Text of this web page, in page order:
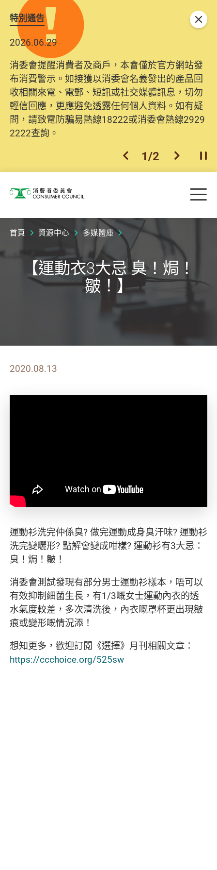
特別通告
2026.06.29
消委會提醒消費者及商戶，本會僅於官方網站發
布消費警示。如接獲以消委會名義發出的產品回
收相關來電、電郵、短訊或社交媒體訊息，切勿
輕信回應，更應避免透露任何個人資料。如有疑
問，請致電防騙易熱線18222或消委會熱線2929
2222查詢。
上一個
1/2 下一個開
關閉
消費者委員會 目
首頁 資源中心 多媒體庫
【運動衣3大忌 臭！焗！
皺！】
2020.08.13
運動衫洗完仲係臭? 做完運動成身臭汗味? 運動衫
洗完變曬形? 點解會變成咁樣? 運動衫有3大忌：
臭！焗！皺！
消委會測試發現有部分男士運動衫樣本，唔可以
有效抑制細菌生長，有1/3嘅女士運動內衣的透
水氣度較差，多次清洗後，內衣嘅罩杯更出現皺
痕或變形嘅情況添！
想知更多，歡迎訂閱《選擇》月刊相關文章：
https://ccchoice.org/525sw